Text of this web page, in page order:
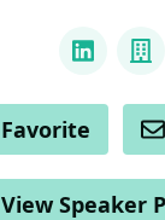
LinkedIn
Favorite
View Speaker